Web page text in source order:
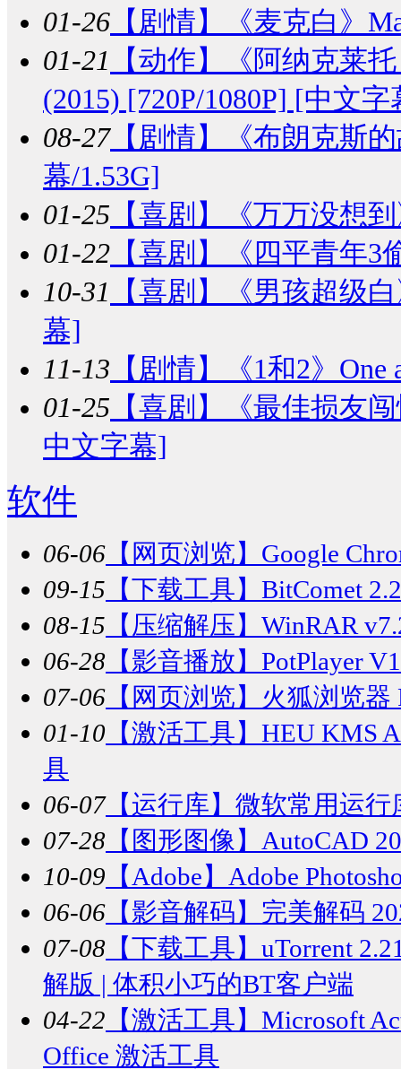
01-26 【剧情】
《麦克白》
01-21
【动作】
《阿纳克莱
(2015) [720P/1080P] [中文字
08-27【剧情】
《布朗克斯
幕/1.53G]
01-25 【喜剧】
《万万没想
01-22 【喜剧】
《四平青年
10-31
【喜剧】
《男孩超级
幕]
11-13 【剧情】
《1和2》
01-25 【喜剧】
《最佳损友
中文字幕]
软件
06-06 【网页浏览】 Google
09-15 【下载工具】 BitComet
08-15 【压缩解压】 WinRAR
06-28 【影音播放】 PotPlayer
07-06 【网页浏览】 火狐浏览器
01-10 【激活工具】 HEU KMS
具
06-07【运行库】 微软常用运行
07-28 【图形图像】 AutoCAD
10-09 【Adobe】 Adobe
06-06 【影音解码】 完美解码
07-08 【下载工具】 uTorrent
解版 | 体积小巧的BT客户端
04-22 【激活工具】 Microsoft
Office 激活工具